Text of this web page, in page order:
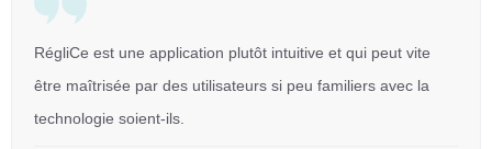
RégliCe est une application plutôt intuitive et qui peut vite
être maîtrisée par des utilisateurs si peu familiers avec la
technologie soient-ils.